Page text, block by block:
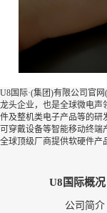
U8国际·(集团)有限公司官
龙头企业，也是全球微电声
件及整机类电子产品等的研
可穿戴设备等智能移动终
全球顶级厂商提供软硬件产
U8国际概况
公司简介